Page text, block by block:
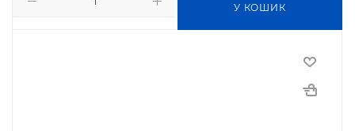
У КОШИК